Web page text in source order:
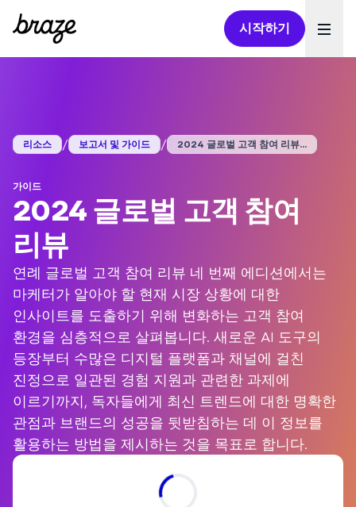
시작하기
리소스 / 보고서 및 가이드 / 2024 글로벌 고객 참여 리뷰...
가이드
2024 글로벌 고객 참여
리뷰
연례 글로벌 고객 참여 리뷰 네 번째 에디션에서는
마케터가 알아야 할 현재 시장 상황에 대한
인사이트를 도출하기 위해 변화하는 고객 참여
환경을 심층적으로 살펴봅니다. 새로운 AI 도구의
등장부터 수많은 디지털 플랫폼과 채널에 걸친
진정으로 일관된 경험 지원과 관련한 과제에
이르기까지, 독자들에게 최신 트렌드에 대한 명확한
관점과 브랜드의 성공을 뒷받침하는 데 이 정보를
활용하는 방법을 제시하는 것을 목표로 합니다.